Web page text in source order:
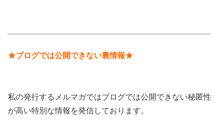
★ブログでは公開できない裏情報★
私の発行するメルマガではブログでは公開できない秘匿性
が高い特別な情報を発信しております。